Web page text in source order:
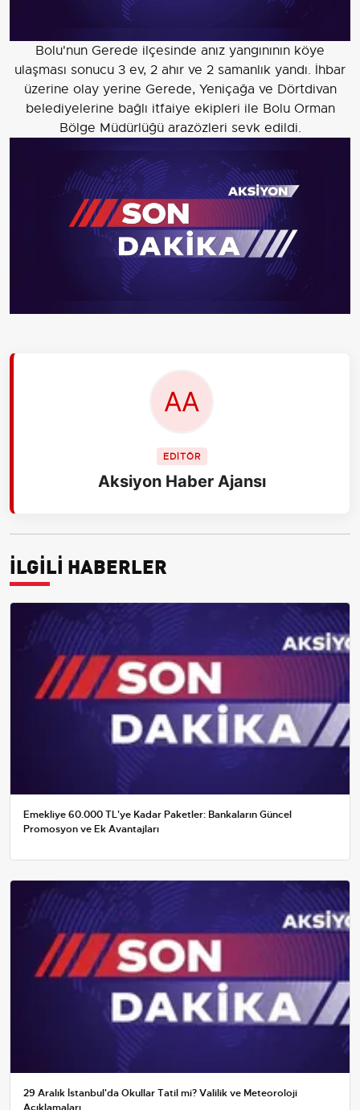
Bolu'nun Gerede ilçesinde anız yangınının köye
ulaşması sonucu 3 ev, 2 ahır ve 2 samanlık yandı. İhbar
üzerine olay yerine Gerede, Yeniçağa ve Dörtdivan
belediyelerine bağlı itfaiye ekipleri ile Bolu Orman
Bölge Müdürlüğü arazözleri sevk edildi.
EDİTÖR
Aksiyon Haber Ajansı
İLGİLİ HABERLER
Emekliye 60.000 TL'ye Kadar Paketler: Bankaların Güncel
Promosyon ve Ek Avantajları
29 Aralık İstanbul'da Okullar Tatil mi? Valilik ve Meteoroloji
Açıklamaları